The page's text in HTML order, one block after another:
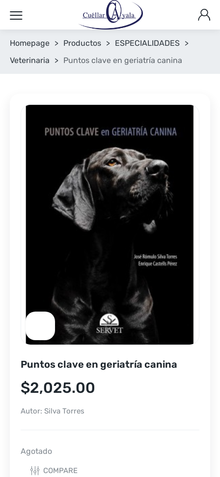
Homepage > Productos > ESPECIALIDADES >
Veterinaria
> Puntos clave en geriatría canina
Puntos clave en geriatría canina
$2,025.00
Autor: Silva Torres
Agotado
COMPARE